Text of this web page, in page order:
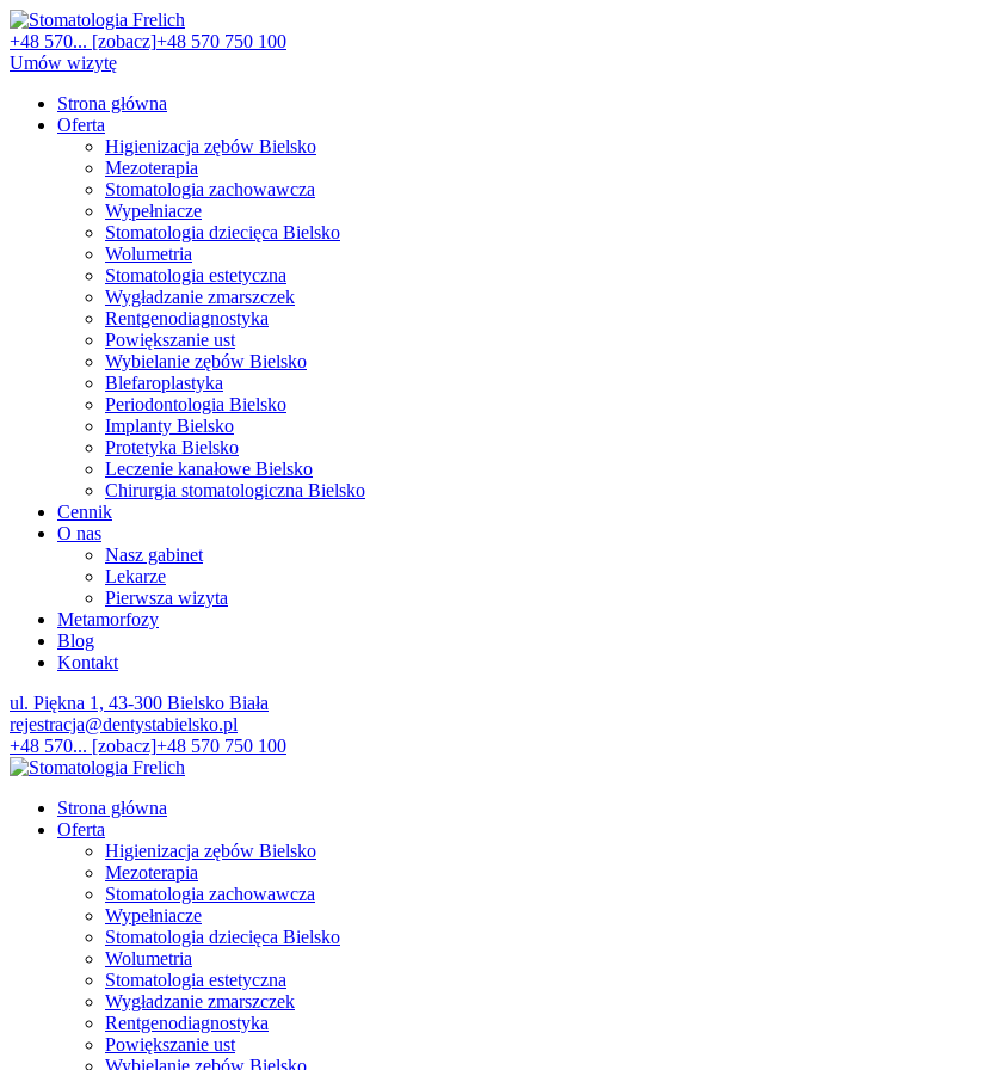
+48 570... [zobacz]+48 570 750 100
Umów wizytę
Strona główna
Oferta
Higienizacja zębów Bielsko
Mezoterapia
Stomatologia zachowawcza
Wypełniacze
Stomatologia dziecięca Bielsko
Wolumetria
Stomatologia estetyczna
Wygładzanie zmarszczek
Rentgenodiagnostyka
Powiększanie ust
Wybielanie zębów Bielsko
Blefaroplastyka
Periodontologia Bielsko
Implanty Bielsko
Protetyka Bielsko
Leczenie kanałowe Bielsko
Chirurgia stomatologiczna Bielsko
Cennik
O nas
Nasz gabinet
Lekarze
Pierwsza wizyta
Metamorfozy
Blog
Kontakt
ul. Piękna 1, 43-300 Bielsko Biała
rejestracja@dentystabielsko.pl
+48 570... [zobacz]+48 570 750 100
Strona główna
Oferta
Higienizacja zębów Bielsko
Mezoterapia
Stomatologia zachowawcza
Wypełniacze
Stomatologia dziecięca Bielsko
Wolumetria
Stomatologia estetyczna
Wygładzanie zmarszczek
Rentgenodiagnostyka
Powiększanie ust
Wybielanie zębów Bielsko